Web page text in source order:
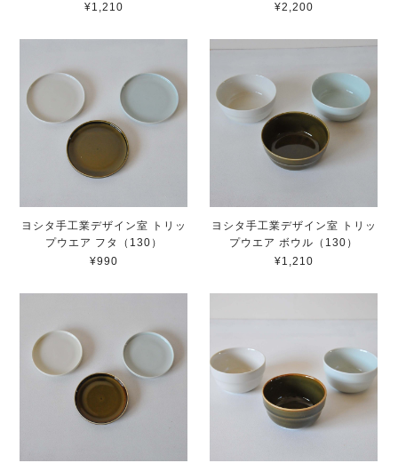
¥1,210
¥2,200
ヨシタ手工業デザイン室 トリッ
プウエア フタ（130）
¥990
ヨシタ手工業デザイン室 トリッ
プウエア ボウル（130）
¥1,210